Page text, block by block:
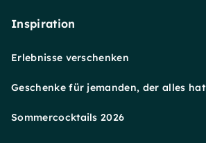
Inspiration
Erlebnisse verschenken
Geschenke für jemanden, der alles hat
Sommercocktails 2026